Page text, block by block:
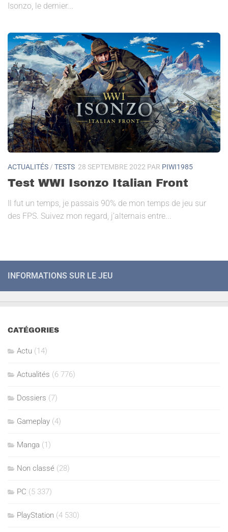
Isonzo, le dernier...
ACTUALITÉS / TESTS 28 SEPTEMBRE 2022 PAR PIWI1985
Test WWI Isonzo Italian Front
Il fut un temps, je passais 90% de mon temps de jeu sur
des FPS. Suivez mon regard, j’alternais entre...
INFORMATIONS SUR LE JEU
CATÉGORIES
Actu (14)
Actualités (6 776)
Dossiers (7)
Gameplay (4)
Manga (1)
Non classé (28)
PC (5 337)
PlayStation (4 530)